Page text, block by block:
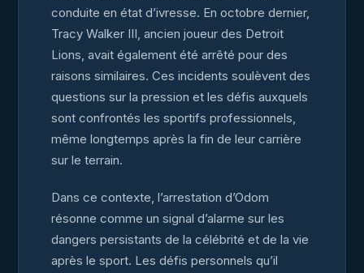
conduite en état d’ivresse. En octobre dernier,
Tracy Walker III, ancien joueur des Detroit
Lions, avait également été arrêté pour des
raisons similaires. Ces incidents soulèvent des
questions sur la pression et les défis auxquels
sont confrontés les sportifs professionnels,
même longtemps après la fin de leur carrière
sur le terrain.
Dans ce contexte, l’arrestation d’Odom
résonne comme un signal d’alarme sur les
dangers persistants de la célébrité et de la vie
après le sport. Les défis personnels qu’il